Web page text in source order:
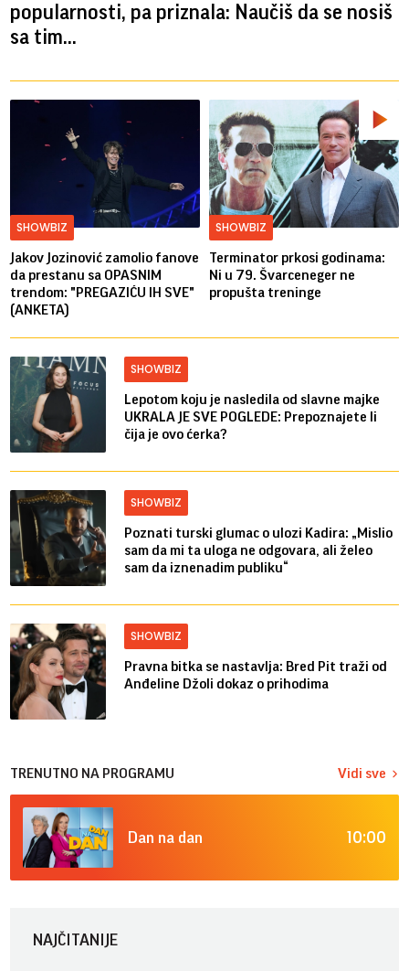
popularnosti, pa priznala: Naučiš da se nosiš
sa tim...
SHOWBIZ
Jakov Jozinović zamolio fanove
da prestanu sa OPASNIM
trendom: "PREGAZIĆU IH SVE"
(ANKETA)
SHOWBIZ
Terminator prkosi godinama:
Ni u 79. Švarceneger ne
propušta treninge
SHOWBIZ
Lepotom koju je nasledila od slavne majke
UKRALA JE SVE POGLEDE: Prepoznajete li
čija je ovo ćerka?
SHOWBIZ
Poznati turski glumac o ulozi Kadira: „Mislio
sam da mi ta uloga ne odgovara, ali želeo
sam da iznenadim publiku“
SHOWBIZ
Pravna bitka se nastavlja: Bred ​​Pit traži od
Anđeline Džoli dokaz o prihodima
TRENUTNO NA PROGRAMU Vidi sve
Dan na dan 10:00
NAJČITANIJE